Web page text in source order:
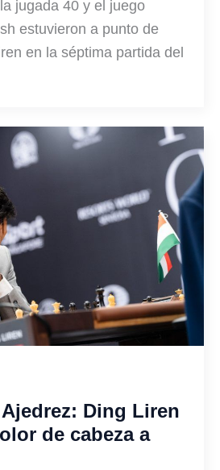
jugada 40 y el juego
estuvieron a punto de
en la séptima partida del
Ding Liren
de cabeza a